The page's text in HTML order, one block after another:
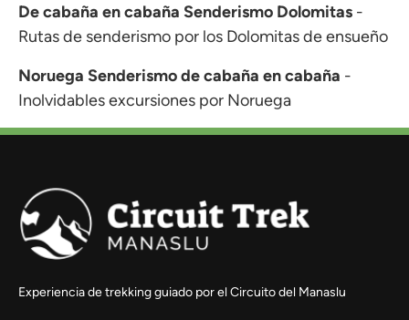
De cabaña en cabaña Senderismo Dolomitas -
Rutas de senderismo por los Dolomitas de ensueño
Noruega Senderismo de cabaña en cabaña -
Inolvidables excursiones por Noruega
Experiencia de trekking guiado por el Circuito del Manaslu